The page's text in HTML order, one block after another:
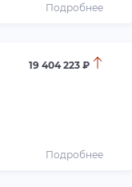
Подробнее
19 404 223 ₽
Подробнее